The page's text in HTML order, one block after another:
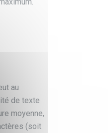
au
de texte
moyenne,
(soit